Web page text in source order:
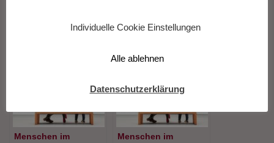
Menschen im
Menschen im
Individuelle Cookie Einstellungen
Alle ablehnen
Datenschutzerklärung